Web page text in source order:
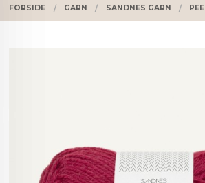
FORSIDE GARN SANDNES GARN